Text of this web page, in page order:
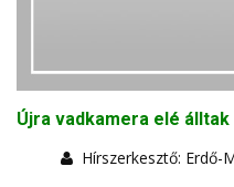
Újra vadkamera elé
Hírszerkesztő: Erdő-